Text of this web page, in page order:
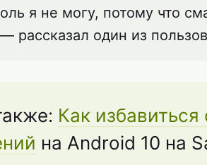
я не могу, потому что
рассказал один из
Как избавиться
на Android 10 на